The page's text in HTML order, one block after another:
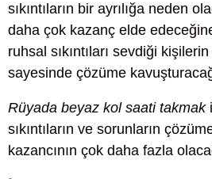
sıkıntıların bir ayrılığa neden
daha çok kazanç elde
ruhsal sıkıntıları sevdiği
sayesinde çözüme
Rüyada beyaz kol saati takmak
sıkıntıların ve sorunların
kazancının çok daha fazla